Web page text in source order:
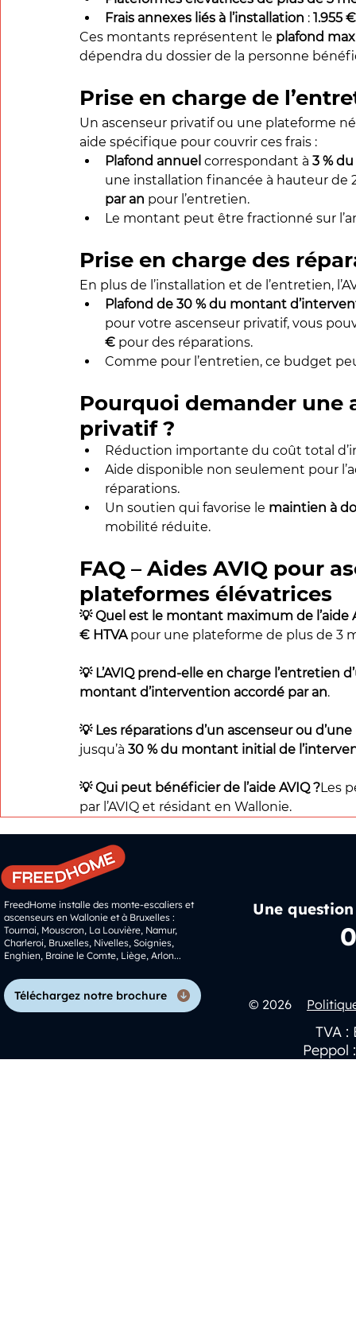
Frais annexes liés à l’installation : 1.955
Ces montants représentent le plafond
dépendra du dossier de la personne
Prise en charge de
Un ascenseur privatif ou une plateforme
aide spécifique pour couvrir ces frais :
Plafond annuel correspondant à 3 %
une installation financée à hauteur de
par an pour l’entretien.
Le montant peut être fractionné sur
Prise en charge des
En plus de l’installation et de l’entretien,
Plafond de 30 % du montant
pour votre ascenseur privatif, vous
€ pour des réparations.
Comme pour l’entretien, ce budget
Pourquoi demander une
privatif ?
Réduction importante du coût total
Aide disponible non seulement pour
réparations.
Un soutien qui favorise le maintien à
mobilité réduite.
FAQ – Aides AVIQ pour
plateformes élévatrices
💡 Quel est le montant maximum de l’aide
€ HTVA pour une plateforme de plus de 3
💡 L’AVIQ prend-elle en charge l’entretien
montant d’intervention accordé par an.
💡 Les réparations d’un ascenseur ou
jusqu’à 30 % du montant initial de
💡 Qui peut bénéficier de l’aide AVIQ ?Les
par l’AVIQ et résidant en Wallonie.
FreedHome installe des monte-escaliers et
ascenseurs en Wallonie et à Bruxelles :
Tournai, Mouscron, La Louvière, Namur,
Charleroi, Bruxelles, Nivelles, Soignies,
Enghien, Braine le Comte, Liège, Arlon...
Téléchargez notre brochure
Une
© 2026
TVA :
Peppol